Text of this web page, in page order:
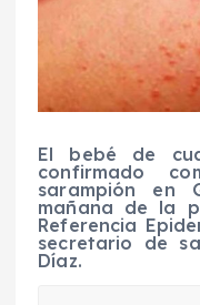
El bebé de
confirmado
sarampión en
mañana de la
Referencia
secretario de
Díaz.